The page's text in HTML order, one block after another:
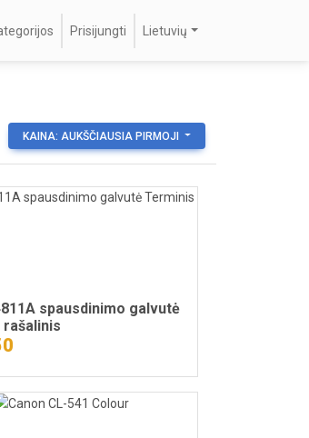
Prisijungti Lietuvių
KAINA: AUKŠČIAUSIA PIRMOJI
spausdinimo galvutė